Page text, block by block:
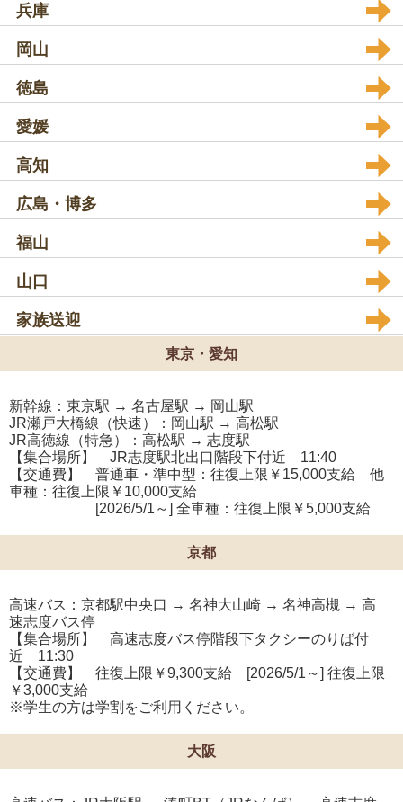
兵庫
岡山
徳島
愛媛
高知
広島・博多
福山
山口
家族送迎
東京・愛知
新幹線：東京駅 → 名古屋駅 → 岡山駅
JR瀬戸大橋線（快速）：岡山駅 → 高松駅
JR高徳線（特急）：高松駅 → 志度駅
【集合場所】 JR志度駅北出口階段下付近 11:40
【交通費】 普通車・準中型：往復上限￥15,000支給 他
車種：往復上限￥10,000支給
[2026/5/1～] 全車種：往復上限￥5,000支給
京都
高速バス：京都駅中央口 → 名神大山崎 → 名神高槻 → 高
速志度バス停
【集合場所】 高速志度バス停階段下タクシーのりば付
近 11:30
【交通費】 往復上限￥9,300支給 [2026/5/1～] 往復上限
￥3,000支給
※学生の方は学割をご利用ください。
大阪